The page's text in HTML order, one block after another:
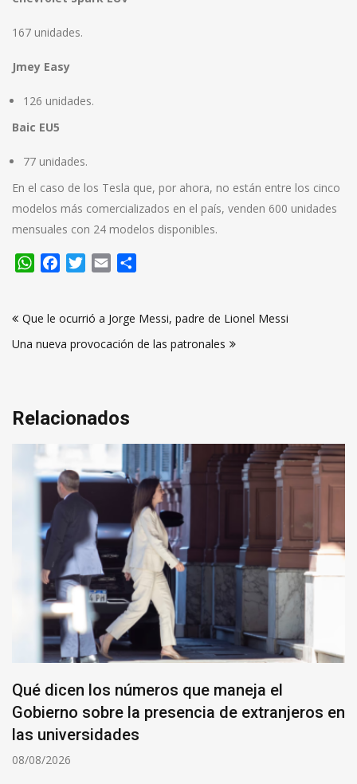
167 unidades.
Jmey Easy
126 unidades.
Baic EU5
77 unidades.
En el caso de los Tesla que, por ahora, no están entre los cinco
modelos más comercializados en el país, venden 600 unidades
mensuales con 24 modelos disponibles.
WhatsApp
FacebookTwitter
Email
de
entradas
Que le ocurrió a Jorge Messi, padre de Lionel Messi
Una nueva provocación de las patronales
Relacionados
Qué dicen los números que maneja el
Gobierno sobre la presencia de extranjeros en
las universidades
08/08/2026